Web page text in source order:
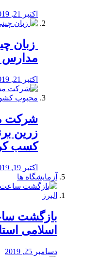
اکتبر 21, 2019
زبان
مدارس
اکتبر 21, 2019
شرکت
زرین
کسب
اکتبر 19, 2019
آزمایشگاه ها
بازگشت
اسلامی
دسامبر 25, 2019